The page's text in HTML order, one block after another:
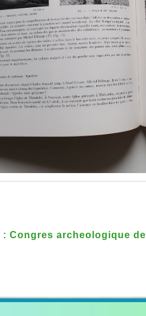
: Congres archeologique de